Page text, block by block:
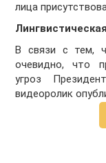
лица
В связи с тем,
очевидно, что
угроз
видеоролик